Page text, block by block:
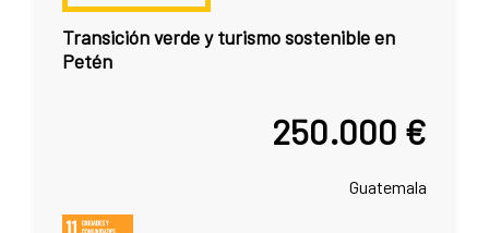
Transición verde y turismo sostenible en
Petén
250.000 €
Guatemala